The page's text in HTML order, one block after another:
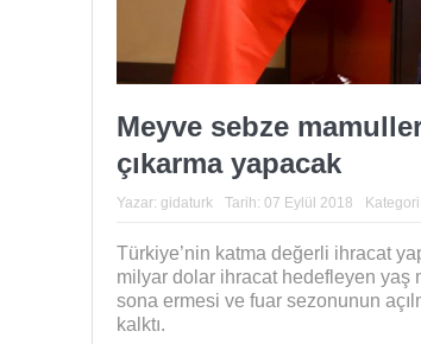
Meyve sebze
çıkarma yapacak
Yazar: gidaturk Tarih: 07 Eylül 2018 Kategori:
Türkiye’nin katma değerli ihracat
milyar dolar ihracat hedefleyen yaş
sona ermesi ve fuar sezonunun
kalktı.